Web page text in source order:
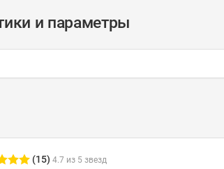
и параметры
(15) 4.7 из 5 звезд